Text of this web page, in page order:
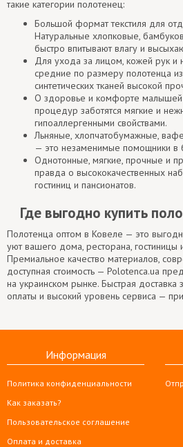
такие категории полотенец:
Большой формат текстиля для
Натуральные хлопковые,
быстро впитывают влагу и
Для ухода за лицом, кожей рук и
средние по размеру полотенца
синтетических тканей высокой
О здоровье и комфорте
процедур заботятся мягкие и
гипоаллергенными свойствами.
Льняные, хлопчатобумажные,
— это незаменимые помощники в
Однотонные, мягкие, прочные и
правда о высококачественных
гостиниц и пансионатов.
Где выгодно купить
Полотенца оптом в Ковеле — это
уют вашего дома, ресторана, гостиницы
Премиальное качество материалов,
доступная стоимость — Polotenca.ua
на украинском рынке. Быстрая
оплаты и высокий уровень сервиса —
Информация
Политика конфиденциальности
Как заказать?
Пользовательское соглашение
Оплата и доставка